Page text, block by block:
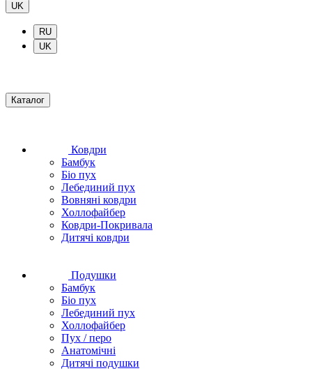
UK
RU
UK
Каталог
Ковдри
Бамбук
Біо пух
Лебединий пух
Вовняні ковдри
Холлофайбер
Ковдри-Покривала
Дитячі ковдри
Подушки
Бамбук
Біо пух
Лебединий пух
Холлофайбер
Пух / перо
Анатомічні
Дитячі подушки